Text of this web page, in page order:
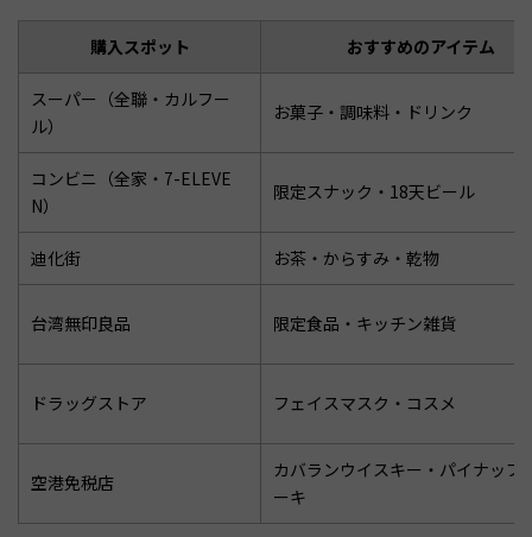
購入スポット おすすめのアイテム
スーパー（全聯・カルフー
ル）
お菓子・調味料・ドリンク
コンビニ（全家・7-ELEVE
N）
限定スナック・18天ビール
迪化街 お茶・からすみ・乾物
台湾無印良品 限定食品・キッチン雑貨
ドラッグストア フェイスマスク・コスメ
空港免税店
カバランウイスキー・パイナップ
ーキ